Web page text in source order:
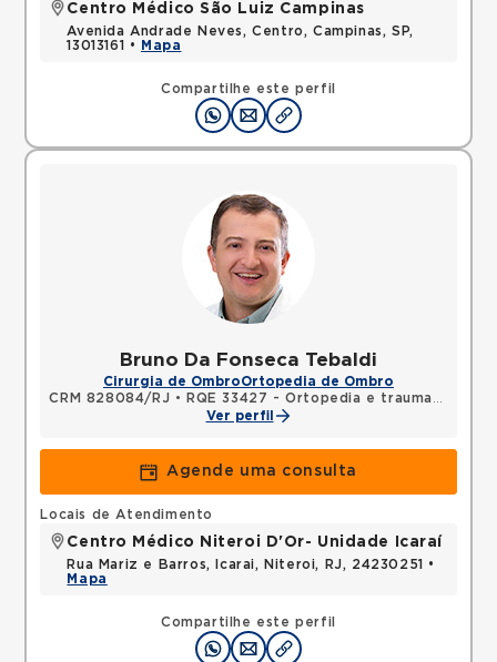
Compartilhe este perfil
Centro Médico São Luiz Campinas
Avenida Andrade Neves, Centro, Campinas, SP,
13013161 •
Mapa
Bruno Da Fonseca Tebaldi
Cirurgia de OmbroOrtopedia de Ombro
CRM 828084/RJ •
RQE 33427 - Ortopedia e traumatologia
Ver perfil
Agende uma consulta
Compartilhe este perfil
Locais de Atendimento
Centro Médico Niteroi D'Or- Unidade Icaraí
Rua Mariz e Barros, Icarai, Niteroi, RJ, 24230251 •
Mapa